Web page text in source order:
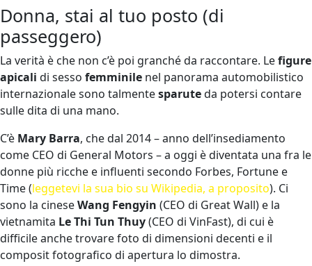
Donna, stai al tuo posto (di
passeggero)
La verità è che non c’è poi granché da raccontare. Lefigure
apicali di sesso femminile nel panorama automobilistico
internazionale sono talmentesparuteda potersi contare
sulle dita di una mano.
C’è Mary Barra, che dal 2014 – anno dell’insediamento
come CEO di General Motors – a oggi è diventata una fra le
donne più ricche e influenti secondo Forbes, Fortune e
Time (leggetevi la sua bio su Wikipedia, a proposito). Ci
sono la cineseWang Fengyin (CEO di Great Wall) e la
vietnamita Le Thi Tun Thuy(CEO di VinFast), di cui è
difficile anche trovare foto di dimensioni decenti e il
composit fotografico di apertura lo dimostra.